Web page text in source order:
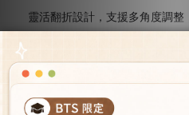
靈活翻折設計，支援多角度調